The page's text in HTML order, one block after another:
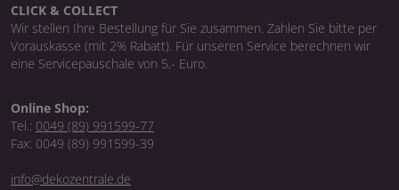
CLICK & COLLECT
Wir stellen Ihre Bestellung für Sie zusammen. Zahlen Sie bitte per
Vorauskasse (mit 2% Rabatt). Für unseren Service berechnen wir
eine Servicepauschale von 5,- Euro.
Online Shop:
Tel.: 0049 (89) 991599-77
Fax: 0049 (89) 991599-39
info@dekozentrale.de